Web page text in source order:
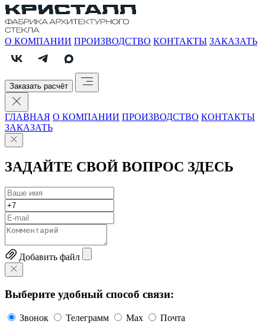
О КОМПАНИИ ПРОИЗВОДСТВО КОНТАКТЫ ЗАКАЗАТЬ
Заказать расчёт
ГЛАВНАЯ О КОМПАНИИ ПРОИЗВОДСТВО КОНТАКТЫ
ЗАКАЗАТЬ
ЗАДАЙТЕ СВОЙ ВОПРОС ЗДЕСЬ
Добавить файл
Выберите удобный способ связи:
Звонок Телеграмм Max
Почта